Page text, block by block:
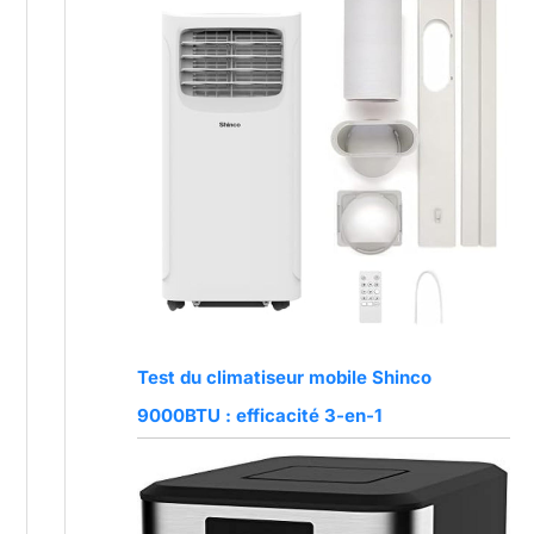
Test du climatiseur mobile Shinco
9000BTU : efficacité 3-en-1